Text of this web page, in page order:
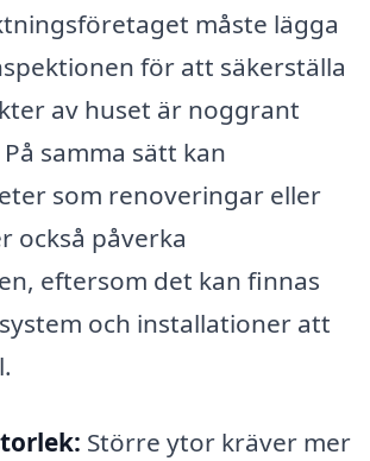
måste lägga
för att säkerställa
av huset är noggrant
samma sätt kan
som renoveringar eller
också påverka
eftersom det kan finnas
och installationer att
Större ytor kräver mer